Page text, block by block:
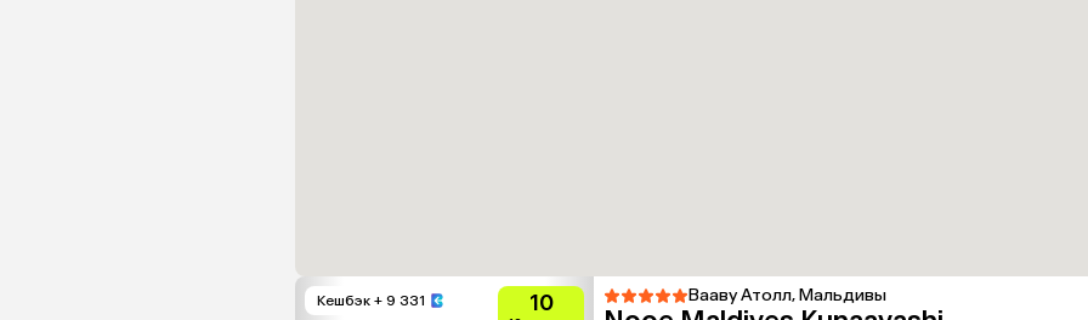
Кешбэк + 9 331 10 Вааву Атолл, Мальдивы